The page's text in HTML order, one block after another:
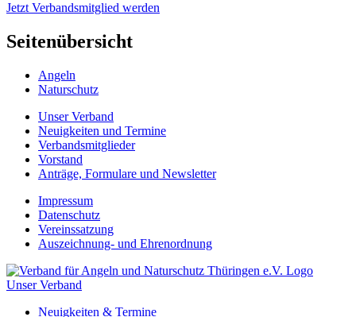
Jetzt Verbandsmitglied werden
Seitenübersicht
Angeln
Naturschutz
Unser Verband
Neuigkeiten und Termine
Verbandsmitglieder
Vorstand
Anträge, Formulare und Newsletter
Impressum
Datenschutz
Vereinssatzung
Auszeichnung- und Ehrenordnung
Unser Verband
Neuigkeiten & Termine